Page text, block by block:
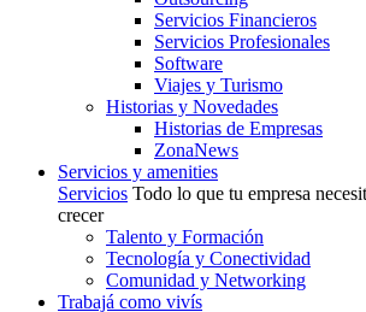
Servicios Financieros
Servicios Profesionales
Software
Viajes y Turismo
Historias y Novedades
Historias de Empresas
ZonaNews
Servicios y amenities
Servicios Todo lo que tu empresa
crecer
Talento y Formación
Tecnología y Conectividad
Comunidad y Networking
Trabajá como vivís